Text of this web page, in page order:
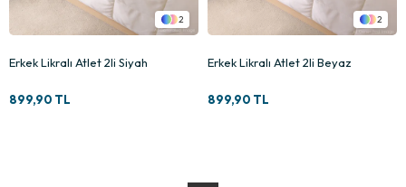
2
Erkek Likralı Atlet 2li Siyah
899,90 TL
2
Erkek Likralı Atlet 2li Beyaz
899,90 TL